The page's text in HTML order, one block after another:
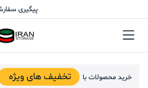
پیگیری
خرید محصولات با تخفیف های ویژه